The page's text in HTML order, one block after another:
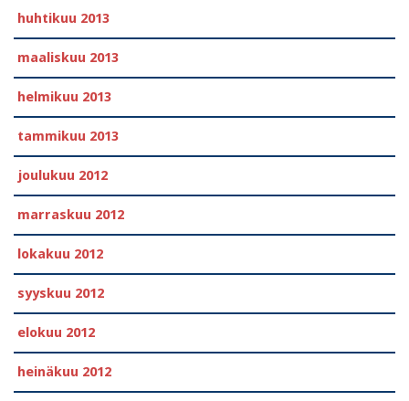
huhtikuu 2013
maaliskuu 2013
helmikuu 2013
tammikuu 2013
joulukuu 2012
marraskuu 2012
lokakuu 2012
syyskuu 2012
elokuu 2012
heinäkuu 2012